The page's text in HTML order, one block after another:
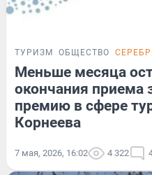
ТУРИЗМ ОБЩЕСТВО
Меньше месяца
окончания приема
премию в сфере
Корнеева
7 мая, 2026, 16:02 4 322